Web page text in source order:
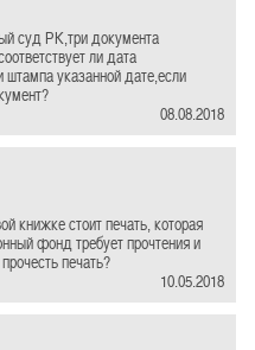
суд РК,три документа
ли дата
штампа указанной дате,если
08.08.2018
книжке стоит печать, которая
фонд требует прочтения и
печать?
10.05.2018